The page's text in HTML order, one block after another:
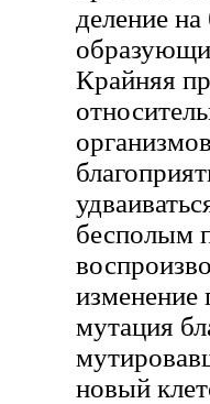
деление
Крайняя
бесполым
изменение
мутация
новый